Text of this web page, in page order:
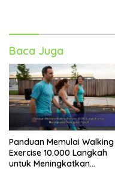
Baca Juga
Panduan Memulai Walking
Exercise 10.000 Langkah
untuk Meningkatkan